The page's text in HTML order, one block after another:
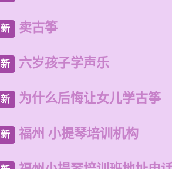
新 卖古筝
新 六岁孩子学声乐
新 为什么后悔让女儿学古筝
新 福州 小提琴培训机构